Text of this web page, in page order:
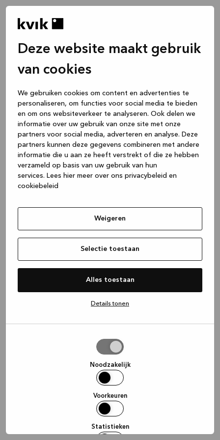
Deze website maakt gebruik
van cookies
We gebruiken cookies om content en advertenties te
personaliseren, om functies voor social media te bieden
en om ons websiteverkeer te analyseren. Ook delen we
informatie over uw gebruik van onze site met onze
partners voor social media, adverteren en analyse. Deze
partners kunnen deze gegevens combineren met andere
informatie die u aan ze heeft verstrekt of die ze hebben
verzameld op basis van uw gebruik van hun
services. Lees hier meer over ons privacybeleid en
cookiebeleid
Weigeren
Selectie toestaan
Alles toestaan
Details tonen
Noodzakelijk
Voorkeuren
Statistieken
(see the browser console for more
information).